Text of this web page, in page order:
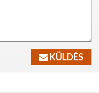
KÜLDÉS